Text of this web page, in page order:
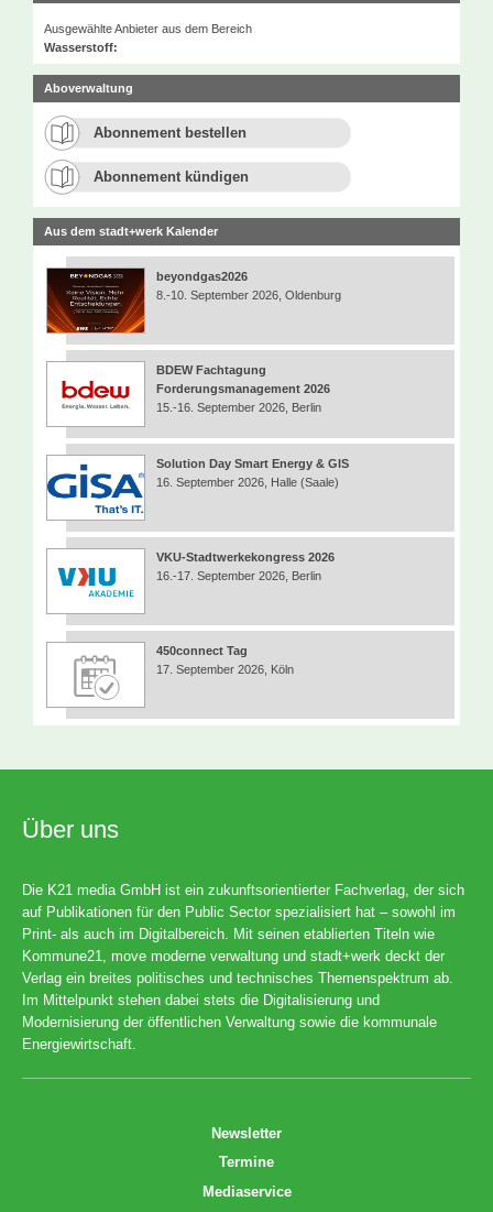
Ausgewählte Anbieter aus dem Bereich
Wasserstoff:
Aboverwaltung
Abonnement bestellen
Abonnement kündigen
Aus dem stadt+werk Kalender
beyondgas2026
8.-10. September 2026, Oldenburg
BDEW Fachtagung
Forderungsmanagement 2026
15.-16. September 2026, Berlin
Solution Day Smart Energy & GIS
16. September 2026, Halle (Saale)
VKU-Stadtwerkekongress 2026
16.-17. September 2026, Berlin
450connect Tag
17. September 2026, Köln
Über uns
Die K21 media GmbH ist ein zukunftsorientierter Fachverlag, der sich
auf Publikationen für den Public Sector spezialisiert hat – sowohl im
Print- als auch im Digitalbereich. Mit seinen etablierten Titeln wie
Kommune21, move moderne verwaltung und stadt+werk deckt der
Verlag ein breites politisches und technisches Themenspektrum ab.
Im Mittelpunkt stehen dabei stets die Digitalisierung und
Modernisierung der öffentlichen Verwaltung sowie die kommunale
Energiewirtschaft.
Newsletter
Termine
Mediaservice